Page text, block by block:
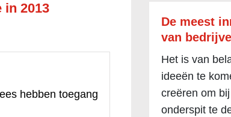
in 2013
hebben toegang
De meest
van
Het is van
ideeën te
creëren om
onderspit te